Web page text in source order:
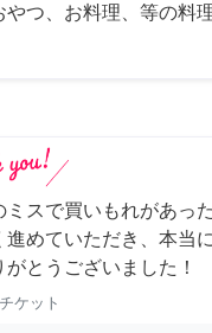
やつ、お料理、等の料
ミスで買いもれがあっ
進めていただき、本当
がとうございました！
ケット